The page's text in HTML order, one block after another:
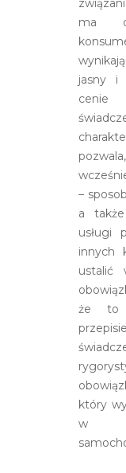
ma
jasny i
cenie
–
a
usługi
innych
ustalić
że to
który
w